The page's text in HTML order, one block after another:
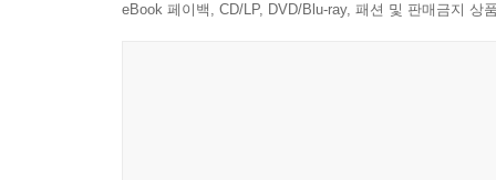
한문고전은 문ㆍ사ㆍ철이 통합된 고도의 복합적
eBook 페이백, CD/LP, DVD/Blu-ray, 패션 및 판매금지 상